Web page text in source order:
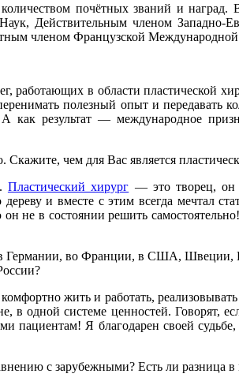
почётных званий и
Действительным членом
членом Французской
работающих в области
полезный опыт и передавать
как результат — международное
чем для Вас является
Пластический хирург — это творец, он
и вместе с этим всегда мечтал
не в состоянии решить
Германии, во Франции, в США,
жить и работать,
в одной системе ценностей. Говорят,
Я благодарен своей
с зарубежными? Есть ли разница в